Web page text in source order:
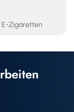
E-Zigaretten